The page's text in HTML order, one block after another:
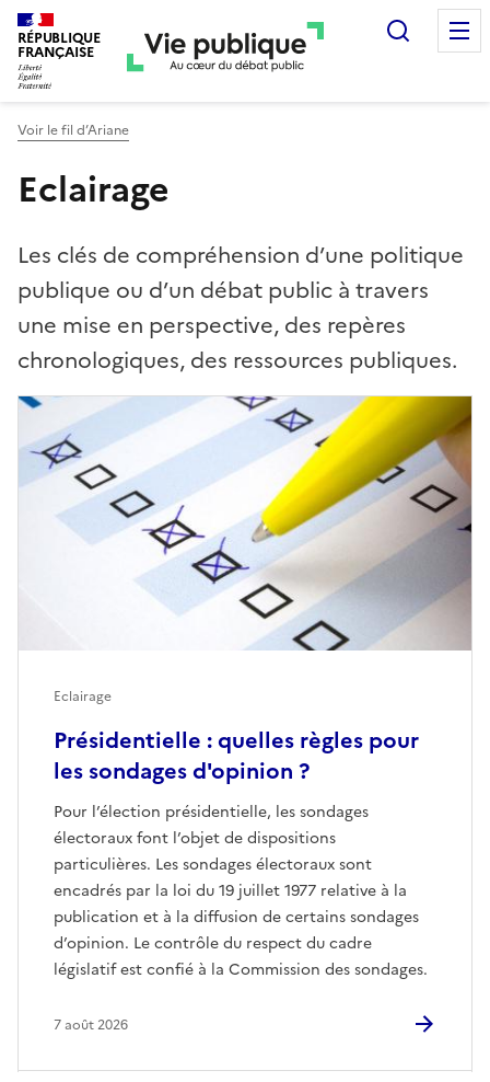
RÉPUBLIQUE
FRANÇAISE
Voir le fil d’Ariane
Eclairage
Les clés de compréhension d’une politique
publique ou d’un débat public à travers
une mise en perspective, des repères
chronologiques, des ressources publiques.
Présidentielle : quelles règles pour
les sondages d'opinion ?
Pour l’élection présidentielle, les sondages
électoraux font l’objet de dispositions
particulières. Les sondages électoraux sont
encadrés par la loi du 19 juillet 1977 relative à la
publication et à la diffusion de certains sondages
d’opinion. Le contrôle du respect du cadre
législatif est confié à la Commission des sondages.
Eclairage
7 août 2026